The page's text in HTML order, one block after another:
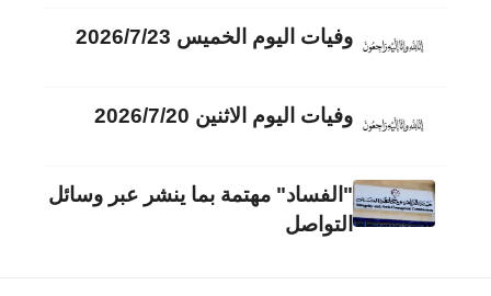
وفيات اليوم الخميس 2026/7/23
وفيات اليوم الاثنين 2026/7/20
"الفساد" مهتمة بما ينشر عبر وسائل
التواصل